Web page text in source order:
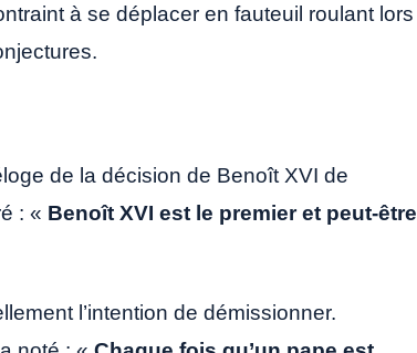
à se déplacer en fauteuil roulant lors
de la décision de Benoît XVI de
: « Benoît XVI est le premier et peut-être
l’intention de démissionner.